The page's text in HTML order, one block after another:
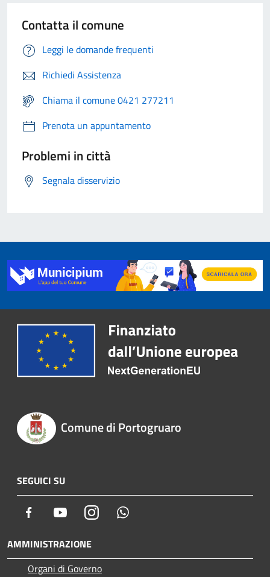
Contatta il comune
Leggi le domande frequenti
Richiedi Assistenza
Chiama il comune 0421 277211
Prenota un appuntamento
Problemi in città
Segnala disservizio
Comune di Portogruaro
SEGUICI SU
Facebook YoutubeInstagram
AMMINISTRAZIONE
Organi di Governo